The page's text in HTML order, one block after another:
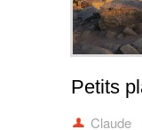
Petits
Claude